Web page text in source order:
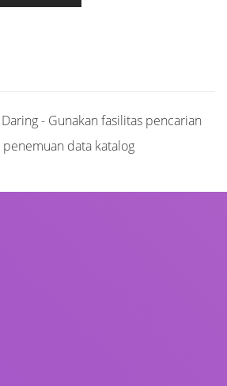
- Gunakan fasilitas pencarian
data katalog